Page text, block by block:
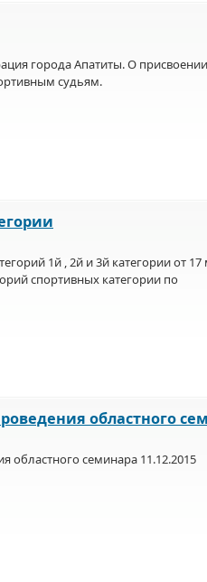
города Апатиты. О присвоении
судьям.
1й , 2й и 3й категории от 17
спортивных категории по
областного
областного семинара 11.12.2015